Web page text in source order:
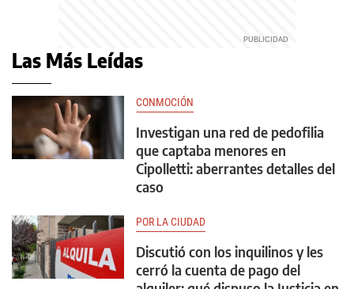
Las Más Leídas
CONMOCIÓN
Investigan una red de pedofilia
que captaba menores en
Cipolletti: aberrantes detalles del
caso
POR LA CIUDAD
Discutió con los inquilinos y les
cerró la cuenta de pago del